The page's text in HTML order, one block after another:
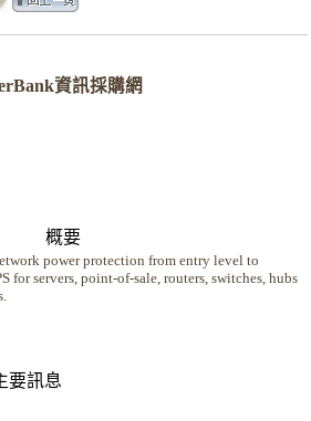
資訊採購網
概要
power protection from entry level to
for servers, point-of-sale, routers, switches, hubs
要訊息